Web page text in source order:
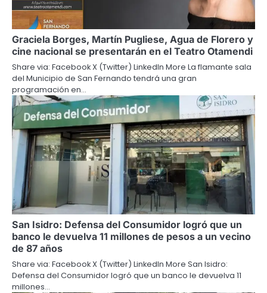
Graciela Borges, Martín Pugliese, Agua de Florero y
cine nacional se presentarán en el Teatro Otamendi
Share via: Facebook X (Twitter) LinkedIn More La flamante sala
del Municipio de San Fernando tendrá una gran
programación en…
San Isidro: Defensa del Consumidor logró que un
banco le devuelva 11 millones de pesos a un vecino
de 87 años
Share via: Facebook X (Twitter) LinkedIn More San Isidro:
Defensa del Consumidor logró que un banco le devuelva 11
millones…